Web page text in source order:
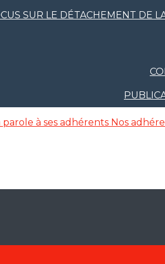
SUR LE DÉTACHEMENT DE
parole à ses adhérents Nos